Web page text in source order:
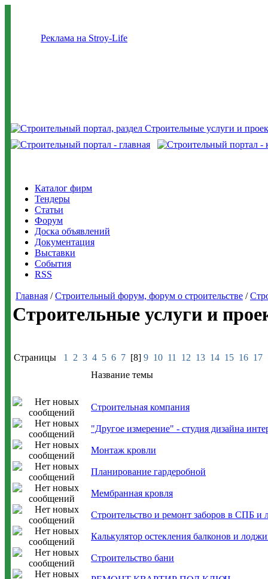
Реклама на Stroy-Life
Каталог фирм
Тендеры
Статьи
Форум
Доска объявлений
Документация
Выставки
События
RSS
Главная /Строительный форум, форум о строительстве /
Строительные услуги и
Страницы 1 2 3 4 5 6 7 [8] 9 10 11 12 13 14 15 16 17
Название темы
Строительная компания
"Другое измерение" - студия дизайна
Монтаж кровли
Планирование гардеробной
Мембранная кровля
Строительство и ремонт заборов в СПБ и
Калькулятор остекления балконов и
Строительство бани